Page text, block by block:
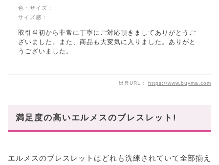
色・サイズ：
サイズ感：
取引当初から非常に丁寧にご対応頂きましてありがとうご
ざいました。また、商品も大変気に入りました。ありがと
うございました。
出典URL： https://www.buyma.com
満足度の高いエルメスのブレスレット!
エルメスのブレスレットはどれも洗練されていて全部揃え